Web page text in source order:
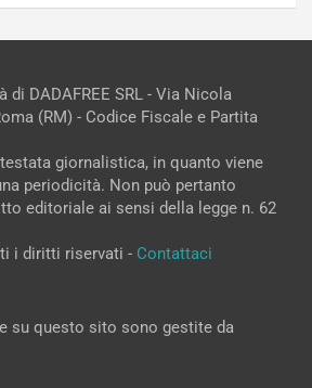
di DADAFREE SRL - Via Nicola
(RM) - Codice Fiscale e Partita
giornalistica, in quanto viene
periodicità. Non può pertanto
editoriale ai sensi della legge n. 62
i diritti riservati - Contattaci
su questo sito sono gestite da